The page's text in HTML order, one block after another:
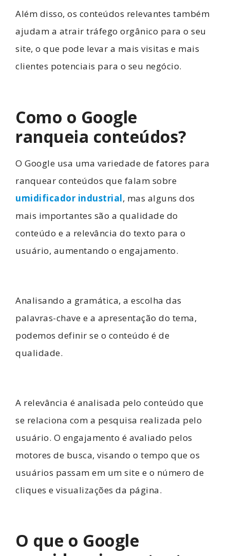
Além disso, os conteúdos relevantes também
ajudam a atrair tráfego orgânico para o seu
site, o que pode levar a mais visitas e mais
clientes potenciais para o seu negócio.
Como o Google
ranqueia conteúdos?
O Google usa uma variedade de fatores para
ranquear conteúdos que falam sobre
umidificador industrial, mas alguns dos
mais importantes são a qualidade do
conteúdo e a relevância do texto para o
usuário, aumentando o engajamento.
Analisando a gramática, a escolha das
palavras-chave e a apresentação do tema,
podemos definir se o conteúdo é de
qualidade.
A relevância é analisada pelo conteúdo que
se relaciona com a pesquisa realizada pelo
usuário. O engajamento é avaliado pelos
motores de busca, visando o tempo que os
usuários passam em um site e o número de
cliques e visualizações da página.
O que o Google